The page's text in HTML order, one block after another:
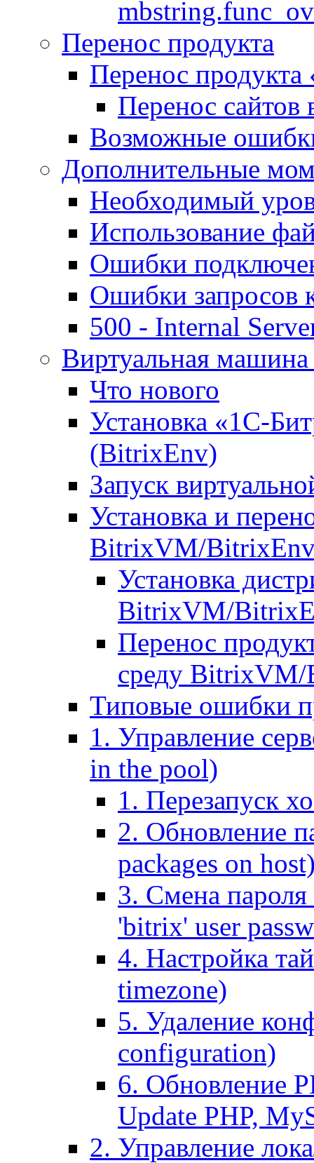
Перенос продукта
Перенос продукта
Перенос сайтов
Возможные
Дополнительные
Необходимый
Использование
Ошибки
Ошибки запросов
500 - Internal
Виртуальная
Что нового
Установка «1С-
(BitrixEnv)
Запуск
Установка и
BitrixVM/
Установка
BitrixVM/
Перенос
среду
Типовые ошибки
1. Управление
in the pool)
1. Перезапуск
2. Обновление
packages on
3. Смена пароля
'bitrix' user
4. Настройка
timezone)
5. Удаление
configuration)
6. Обновление
Update PHP,
2. Управление